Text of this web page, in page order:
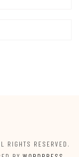
RIGHTS RESERVED.